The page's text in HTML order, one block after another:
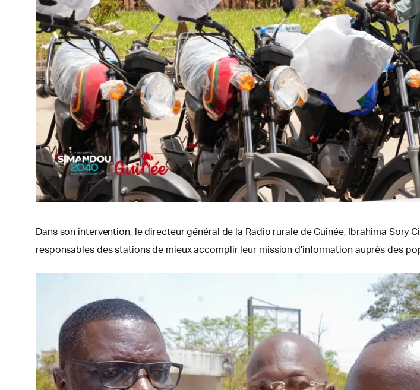
Dans son intervention, le directeur général de la Radio rurale de Guinée, Ibrahima
responsables des stations de mieux accomplir leur mission d’information auprès des